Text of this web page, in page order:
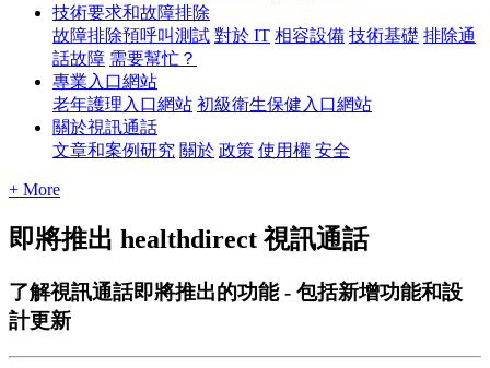
技術要求和故障排除
故障排除預呼叫測試 對於 IT 相容設備 技術基礎 排除通
話故障 需要幫忙？
專業入口網站
老年護理入口網站 初級衛生保健入口網站
關於視訊通話
文章和案例研究 關於 政策 使用權 安全
+ More
即將推出 healthdirect 視訊通話
了解視訊通話即將推出的功能 - 包括新增功能和設
計更新